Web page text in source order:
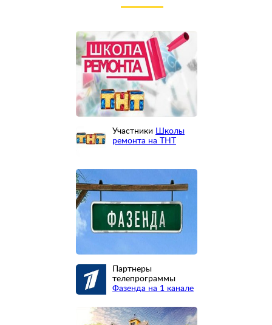
Участники
Школы
ремонта на ТНТ
Партнеры
телепрограммы
Фазенда на 1 канале